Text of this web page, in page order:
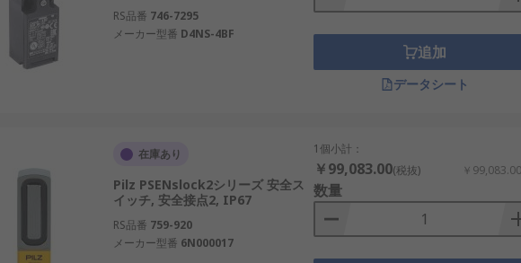
スイッチの中でも、電気的に制御できるロック機構を備えたタイプです。ガ
ーを保持できます。そのため、危険な動作がすぐに止まらない設備で使われま
の開閉状態を検出して安全回路へ伝えることを主な役割とします。必ずしも
ッチはインターロックスイッチの一種ですが、すべてのインターロックスイッ
イッチの種類
、保持力、解除方法、保護等級、扉構造に応じて複数のタイプがあります。
チ：ソレノイドに通電したときに扉をロックするタイプです。制御信号によっ
RS品番 746-7295
メーカー型番 D4NS-4BF
追加
データシート
在庫あり
Pilz PSENslock2シリーズ 安全ス
イッチ, 安全接点2, IP67
RS品番 759-920
メーカー型番 6N000017
1個小計：
￥99,083.00(税抜) ￥
数量